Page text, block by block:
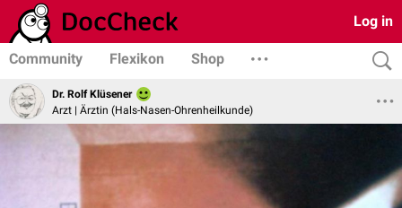
Log in
Community Flexikon Shop
Dr. Rolf Klüsener
Arzt | Ärztin (Hals-Nasen-Ohrenheilkunde)